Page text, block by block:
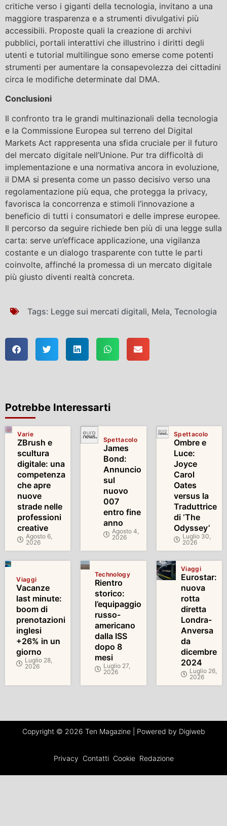
critiche verso i giganti della tecnologia, invitano a una
maggiore trasparenza e a strumenti divulgativi più
accessibili. Proposte quali la creazione di archivi
pubblici, portali interattivi che illustrino i diritti degli
utenti e tutorial multilingue sono emerse come potenti
strumenti per aumentare la consapevolezza dei cittadini
circa le modifiche determinate dal DMA.
Conclusioni
Il confronto tra le grandi multinazionali della tecnologia
e la Commissione Europea sul terreno del Digital
Markets Act rappresenta una sfida cruciale per il futuro
del mercato digitale nell’Unione. Pur tra difficoltà di
implementazione e una normativa ancora in evoluzione,
il DMA si presenta come un passo decisivo verso una
regolamentazione più equa, che protegga la privacy,
favorisca la concorrenza e stimoli l’innovazione a
beneficio di tutti i consumatori e delle imprese europee.
Il percorso da seguire richiede ben più di una legge sulla
carta: serve un’efficace applicazione, una vigilanza
costante e un dialogo trasparente con tutte le parti
coinvolte, affinché la promessa di un mercato digitale
più giusto diventi realtà concreta.
Tags: Legge sui mercati digitali, Mela, Tecnologia
Potrebbe Interessarti
Varie
ZBrush e
scultura
digitale: una
competenza
che apre
nuove
strade nelle
professioni
creative
Agosto 6,
2026
Spettacolo
James
Bond:
Annuncio
sul
nuovo
007
entro fine
anno
Agosto 4,
2026
Spettacolo
Ombre e
Luce:
Joyce
Carol
Oates
versus la
Traduttrice
di ‘The
Odyssey’
Luglio 30,
2026
Viaggi
Vacanze
last minute:
boom di
prenotazioni
inglesi
+26% in un
giorno
Luglio 28,
2026
Technology
Rientro
storico:
l’equipaggio
russo-
americano
dalla ISS
dopo 8
mesi
Luglio 27,
2026
Viaggi
Eurostar:
nuova
rotta
diretta
Londra-
Anversa
da
dicembre
2024
Luglio 26,
2026
Copyright © 2026 Ten Magazine | Powered by Digiweb
Privacy Contatti Cookie Redazione